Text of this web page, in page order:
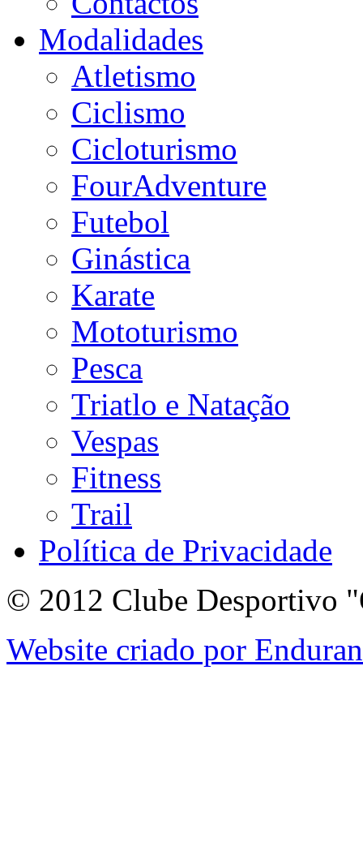
Modalidades
Atletismo
Ciclismo
Cicloturismo
FourAdventure
Futebol
Ginástica
Karate
Mototurismo
Pesca
Triatlo e Natação
Vespas
Fitness
Trail
Política de Privacidade
© 2012 Clube Desportivo
Website criado por